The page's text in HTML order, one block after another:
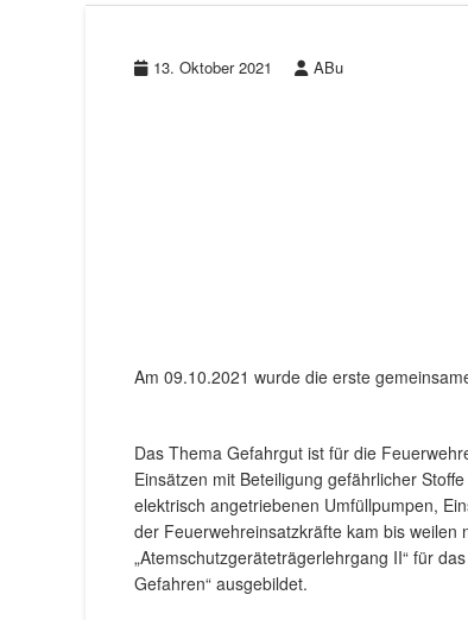
13. Oktober 2021 ABu
Am 09.10.2021 wurde die erste
Das Thema Gefahrgut ist für die
Einsätzen mit Beteiligung gefährlicher
elektrisch angetriebenen Umfüllpumpen,
der Feuerwehreinsatzkräfte kam bis weilen
„Atemschutzgeräteträgerlehrgang II“ für
Gefahren“ ausgebildet.